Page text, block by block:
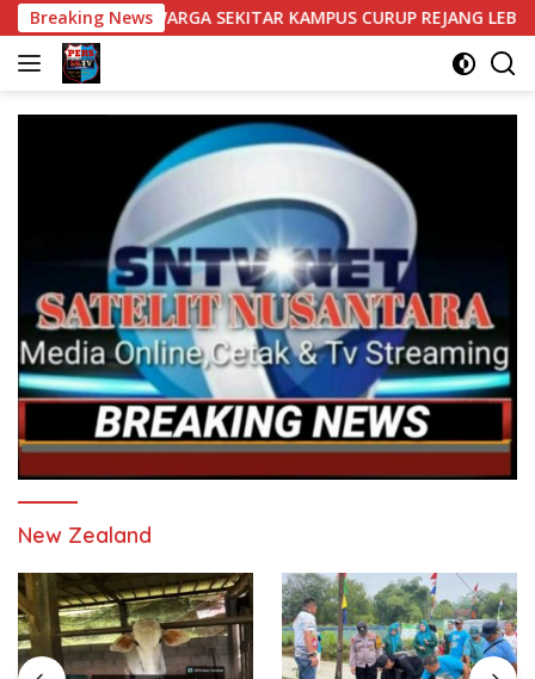
Langsung
ke
konten
Breaking News
WARGA SEKITAR KAMPUS CURUP REJANG LEBONG
New Zealand